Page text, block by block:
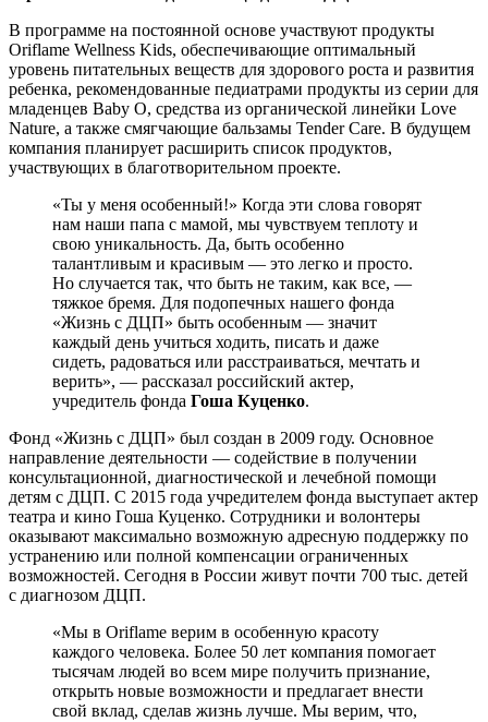
В программе на постоянной основе участвуют продукты
Oriflame Wellness Kids, обеспечивающие оптимальный
уровень питательных веществ для здорового роста и развития
ребенка, рекомендованные педиатрами продукты из серии для
младенцев Baby O, средства из органической линейки Love
Nature, а также смягчающие бальзамы Tender Care. В будущем
компания планирует расширить список продуктов,
участвующих в благотворительном проекте.
«Ты у меня особенный!» Когда эти слова говорят
нам наши папа с мамой, мы чувствуем теплоту и
свою уникальность. Да, быть особенно
талантливым и красивым — это легко и просто.
Но случается так, что быть не таким, как все, —
тяжкое бремя. Для подопечных нашего фонда
«Жизнь с ДЦП» быть особенным — значит
каждый день учиться ходить, писать и даже
сидеть, радоваться или расстраиваться, мечтать и
верить», — рассказал российский актер,
учредитель фонда Гоша Куценко.
Фонд «Жизнь с ДЦП» был создан в 2009 году. Основное
направление деятельности — содействие в получении
консультационной, диагностической и лечебной помощи
детям с ДЦП. С 2015 года учредителем фонда выступает актер
театра и кино Гоша Куценко. Сотрудники и волонтеры
оказывают максимально возможную адресную поддержку по
устранению или полной компенсации ограниченных
возможностей. Сегодня в России живут почти 700 тыс. детей
с диагнозом ДЦП.
«Мы в Oriflame верим в особенную красоту
каждого человека. Более 50 лет компания помогает
тысячам людей во всем мире получить признание,
открыть новые возможности и предлагает внести
свой вклад, сделав жизнь лучше. Мы верим, что,